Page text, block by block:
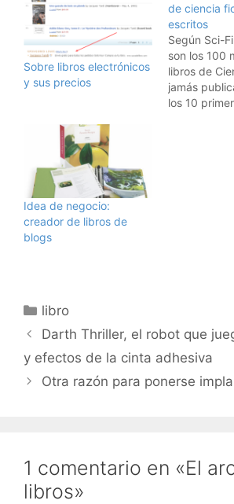
Sobre libros electrónicos
y sus precios
de ciencia
escritos
Según Sci-
son los 100
libros de
jamás
los 10
Idea de negocio:
creador de libros de
blogs
Categorías
libro
Darth Thriller, el robot que
y efectos de la cinta adhesiva
Otra razón para ponerse
1 comentario en «El
libros»